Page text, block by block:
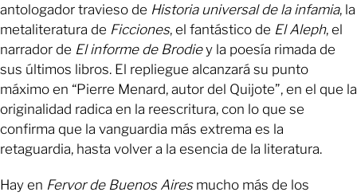
antologador travieso de Historia universal de la infamia, la
metaliteratura de Ficciones, el fantástico de El Aleph, el
narrador de El informe de Brodiey la poesía rimada de
sus últimos libros. El repliegue alcanzará su punto
máximo en “Pierre Menard, autor del Quijote”, en el que la
originalidad radica en la reescritura, con lo que se
confirma que la vanguardia más extrema es la
retaguardia, hasta volver a la esencia de la literatura.
Hay en Fervor de Buenos Aires mucho más de los